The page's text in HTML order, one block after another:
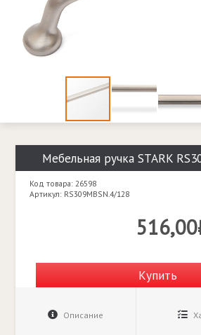
Мебельная ручка STARK
Код товара: 26598
Артикул: RS309MBSN.4/128
Купить
Описание